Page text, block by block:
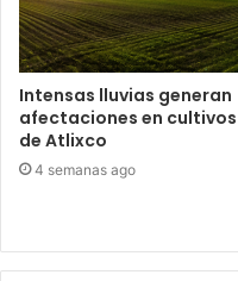
Intensas lluvias generan
afectaciones en cultivos
de Atlixco
4 semanas ago